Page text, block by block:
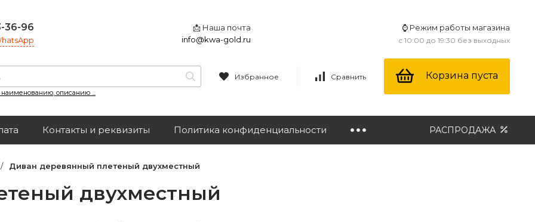
36-96
📩 Наша почта
info@kwa-gold.ru
⌚ Режим работы магазина
с 10:00 до 19:30 без выходных
наименованию, описанию ...
Избранное Сравнить Корзина пуста
Контакты и реквизиты Политика конфиденциальности РАСПРОДАЖА
/ Диван деревянный плетеный двухместный
двухместный